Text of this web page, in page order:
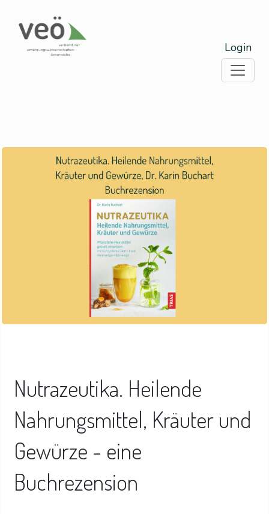
Login
Nutrazeutika. Heilende
Nahrungsmittel, Kräuter und
Gewürze - eine
Buchrezension